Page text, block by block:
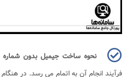
نحوه ساخت جیمیل بدون شماره
فرآیند انجام آن به اتمام می رسد. در هنگام